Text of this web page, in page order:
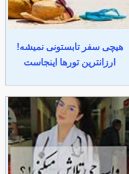
هیچی سفر تابستونی نمیشه!
ارزانترین تورها اینجاست